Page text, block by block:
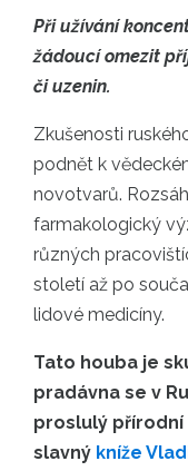
Při užívání
žádoucí omezit
či uzenin.
Zkušenosti
podnět k
novotvarů.
farmakologický
různých
století až po
lidové medicíny.
Tato houba je
pradávna se v
proslulý přírodní
slavný kníže